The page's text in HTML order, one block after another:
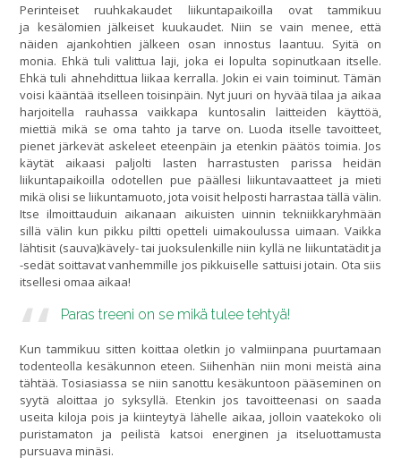
Perinteiset ruuhkakaudet liikuntapaikoilla ovat tammikuu
ja kesälomien jälkeiset kuukaudet. Niin se vain menee, että
näiden ajankohtien jälkeen osan innostus laantuu. Syitä on
monia. Ehkä tuli valittua laji, joka ei lopulta sopinutkaan itselle.
Ehkä tuli ahnehdittua liikaa kerralla. Jokin ei vain toiminut. Tämän
voisi kääntää itselleen toisinpäin. Nyt juuri on hyvää tilaa ja aikaa
harjoitella rauhassa vaikkapa kuntosalin laitteiden käyttöä,
miettiä mikä se oma tahto ja tarve on. Luoda itselle tavoitteet,
pienet järkevät askeleet eteenpäin ja etenkin päätös toimia. Jos
käytät aikaasi paljolti lasten harrastusten parissa heidän
liikuntapaikoilla odotellen pue päällesi liikuntavaatteet ja mieti
mikä olisi se liikuntamuoto, jota voisit helposti harrastaa tällä välin.
Itse ilmoittauduin aikanaan aikuisten uinnin tekniikkaryhmään
sillä välin kun pikku piltti opetteli uimakoulussa uimaan. Vaikka
lähtisit (sauva)kävely- tai juoksulenkille niin kyllä ne liikuntatädit ja
-sedät soittavat vanhemmille jos pikkuiselle sattuisi jotain. Ota siis
itsellesi omaa aikaa!
Paras treeni on se mikä tulee tehtyä!
Kun tammikuu sitten koittaa oletkin jo valmiinpana puurtamaan
todenteolla kesäkunnon eteen. Siihenhän niin moni meistä aina
tähtää. Tosiasiassa se niin sanottu kesäkuntoon pääseminen on
syytä aloittaa jo syksyllä. Etenkin jos tavoitteenasi on saada
useita kiloja pois ja kiinteytyä lähelle aikaa, jolloin vaatekoko oli
puristamaton ja peilistä katsoi energinen ja itseluottamusta
pursuava minäsi.